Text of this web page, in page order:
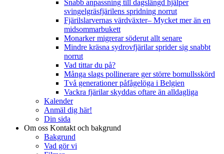
Snabb anpassning till dagslängd hjälper
svingelgräsfjärilens spridning norrut
Fjärilslarvernas värdväxter– Mycket mer än en
midsommarbukett
Monarker migrerar söderut allt senare
Mindre kräsna sydrovfjärilar sprider sig snabbt
norrut
Vad tittar du på?
Många slags pollinerare ger större bomullsskörd
Två generationer påfågelöga i Belgien
Vackra fjärilar skyddas oftare än alldagliga
Kalender
Anmäl dig här!
Din sida
Om oss Kontakt och bakgrund
Bakgrund
Vad gör vi